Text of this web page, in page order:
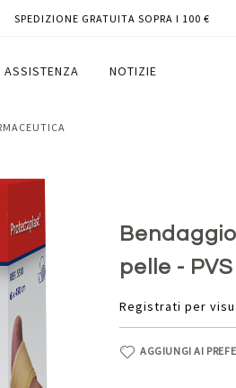
SPEDIZIONE GRATUITA SOPRA I 100 €
ASSISTENZA NOTIZIE
pelle - PVS
Registrati per
AGGIUNGI AI